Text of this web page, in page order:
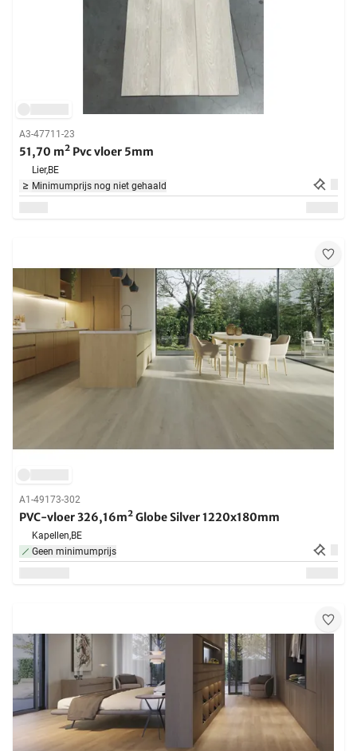
A3-47711-23
51,70 m² Pvc vloer 5mm
Lier,BE
Minimumprijs nog niet gehaald
A1-49173-302
PVC-vloer 326,16m² Globe Silver 1220x180mm
Kapellen,BE
Geen minimumprijs